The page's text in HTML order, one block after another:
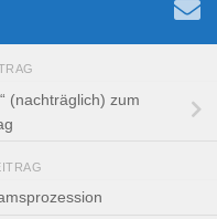
(nachträglich) zum